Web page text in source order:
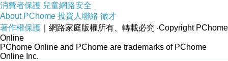
可我心裡仍覺得
那些看似無用的歲月
就像在筆記本最後一頁
消費者保護 兒童網路安全
About PChome 投資人聯絡 徵才
著作權保護 ｜網路家庭版權所有、轉載必究 ‧Copyright PChome
Online
PChome Online and PChome are trademarks of PChome
Online Inc.